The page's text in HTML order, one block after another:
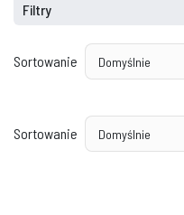
Filtry
Sortowanie
Sortowanie